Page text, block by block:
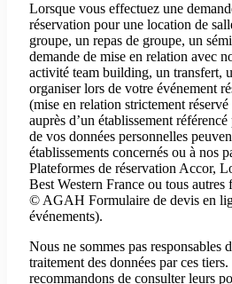
Lorsque vous effectuez une
réservation pour une location de
groupe, un repas de groupe, un
demande de mise en relation avec
activité team building, un transfert,
organiser lors de votre événement
(mise en relation strictement
auprès d’un établissement
de vos données personnelles
établissements concernés ou à nos
Plateformes de réservation Accor,
Best Western France ou tous autres
© AGAH Formulaire de devis en
événements).
Nous ne sommes pas responsables
traitement des données par ces
recommandons de consulter leurs